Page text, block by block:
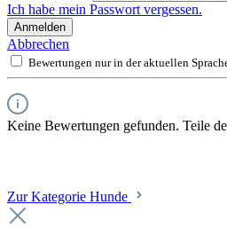
Ich habe mein Passwort vergessen.
Anmelden
Abbrechen
Bewertungen nur in der aktuellen
Keine Bewertungen gefunden. Teile
Zur Kategorie Hunde